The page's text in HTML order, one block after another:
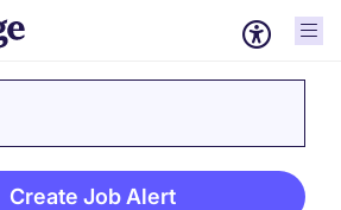
Create Job Alert